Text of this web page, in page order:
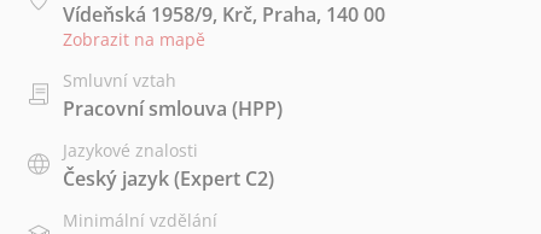
Vídeňská 1958/9, Krč, Praha, 140 00
Zobrazit na mapě
Smluvní vztah
Pracovní smlouva (HPP)
Jazykové znalosti
Český jazyk(Expert C2)
Minimální vzdělání